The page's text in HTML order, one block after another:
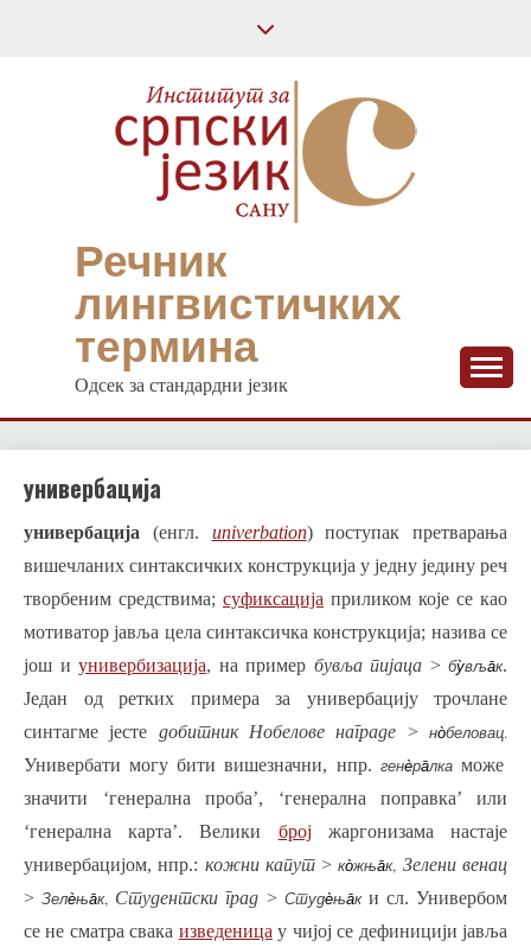
Речник
лингвистичких
термина
Одсек за стандардни језик
универбација
универбација (енгл. univerbation) поступак претварања
вишечланих синтаксичких конструкција у једну једину реч
творбеним средствима; суфиксација приликом које се као
мотиватор јавља цела синтаксичка конструкција; назива се
још и универбизација, на пример бувља пијаца > бу̀вља̄к.
Један од ретких примера за универбацију трочлане
синтагме јесте добитник Нобелове награде > но̀беловац.
Универбати могу бити вишезначни, нпр. генѐра̄лка може
значити ‘генерална проба’, ‘генерална поправка’ или
‘генерална карта’. Велики број жаргонизама настаје
универбацијом, нпр.: кожни капут> ко̀жња̄к, Зелени венац
>Зелѐња̄к, Студентски град > Студѐња̄к и сл. Универбом
се не сматра свака изведеница у чијој се дефиницији јавља